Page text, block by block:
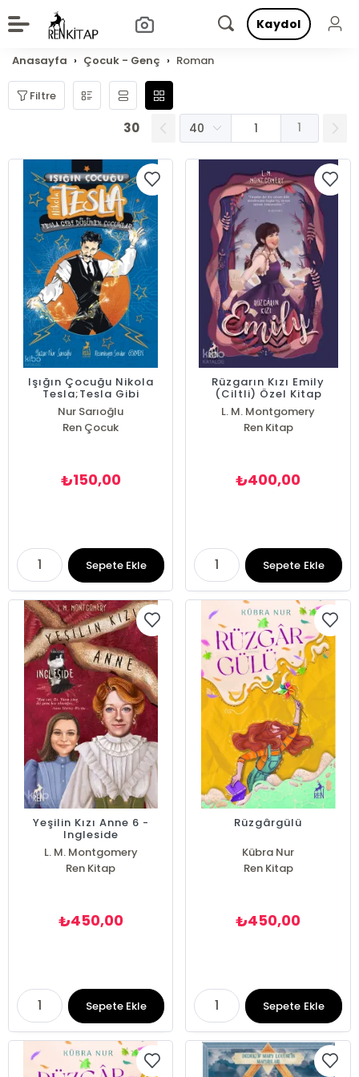
Kaydol
Anasayfa Çocuk - Genç Roman
Filtre
30 1
Işığın Çocuğu Nikola
Tesla;Tesla Gibi
Düşünen Çocuklar
Nur Sarıoğlu
Ren Çocuk
₺150,00
Sepete Ekle
Rüzgarın Kızı Emily
(Ciltli) Özel Kitap
Ayracı İle
L. M. Montgomery
Ren Kitap
₺400,00
Sepete Ekle
Yeşilin Kızı Anne 6 -
Ingleside
L. M. Montgomery
Ren Kitap
₺450,00
Sepete Ekle
Rüzgârgülü
Kübra Nur
Ren Kitap
₺450,00
Sepete Ekle